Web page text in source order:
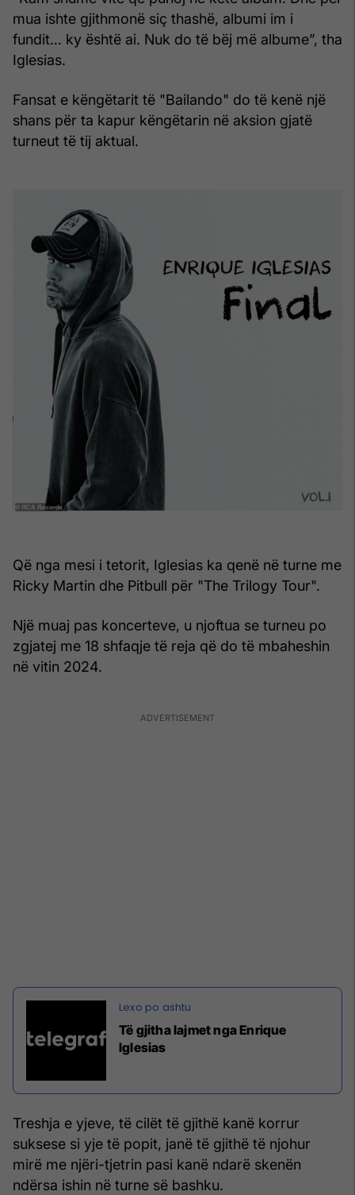
mua ishte gjithmonë siç thashë, albumi im i
fundit… ky është ai. Nuk do të bëj më albume”, tha
Iglesias.
Fansat e këngëtarit të "Bailando" do të kenë një
shans për ta kapur këngëtarin në aksion gjatë
turneut të tij aktual.
Që nga mesi i tetorit, Iglesias ka qenë në turne me
Ricky Martin dhe Pitbull për "The Trilogy Tour".
Një muaj pas koncerteve, u njoftua se turneu po
zgjatej me 18 shfaqje të reja që do të mbaheshin
në vitin 2024.
Të gjitha lajmet nga Enrique
Iglesias
Treshja e yjeve, të cilët të gjithë kanë korrur
suksese si yje të popit, janë të gjithë të njohur
mirë me njëri-tjetrin pasi kanë ndarë skenën
ndërsa ishin në turne së bashku.